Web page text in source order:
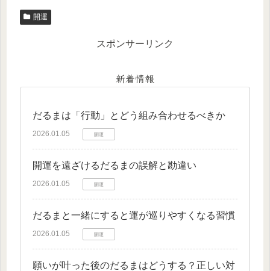
開運
スポンサーリンク
新着情報
だるまは「行動」とどう組み合わせるべきか
2026.01.05 開運
開運を遠ざけるだるまの誤解と勘違い
2026.01.05 開運
だるまと一緒にすると運が巡りやすくなる習慣
2026.01.05 開運
願いが叶った後のだるまはどうする？正しい対